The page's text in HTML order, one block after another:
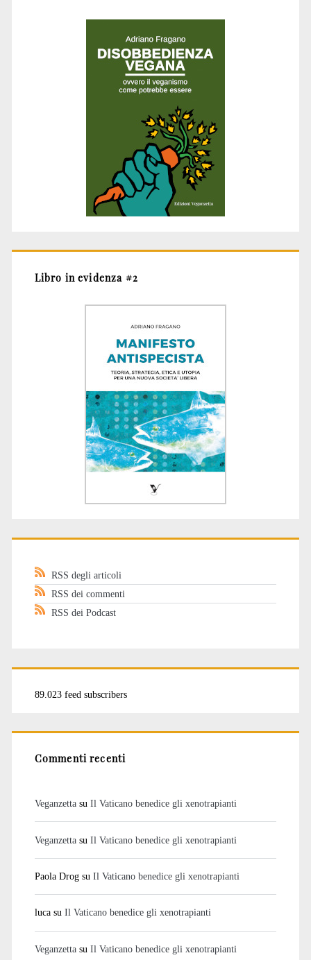
Libro in evidenza #2
RSS degli articoli
RSS dei commenti
RSS dei Podcast
89.023 feed subscribers
Commenti recenti
Veganzettasu Il Vaticano benedice gli xenotrapianti
Veganzettasu Il Vaticano benedice gli xenotrapianti
Paola Drogsu Il Vaticano benedice gli xenotrapianti
lucasu Il Vaticano benedice gli xenotrapianti
Veganzettasu Il Vaticano benedice gli xenotrapianti